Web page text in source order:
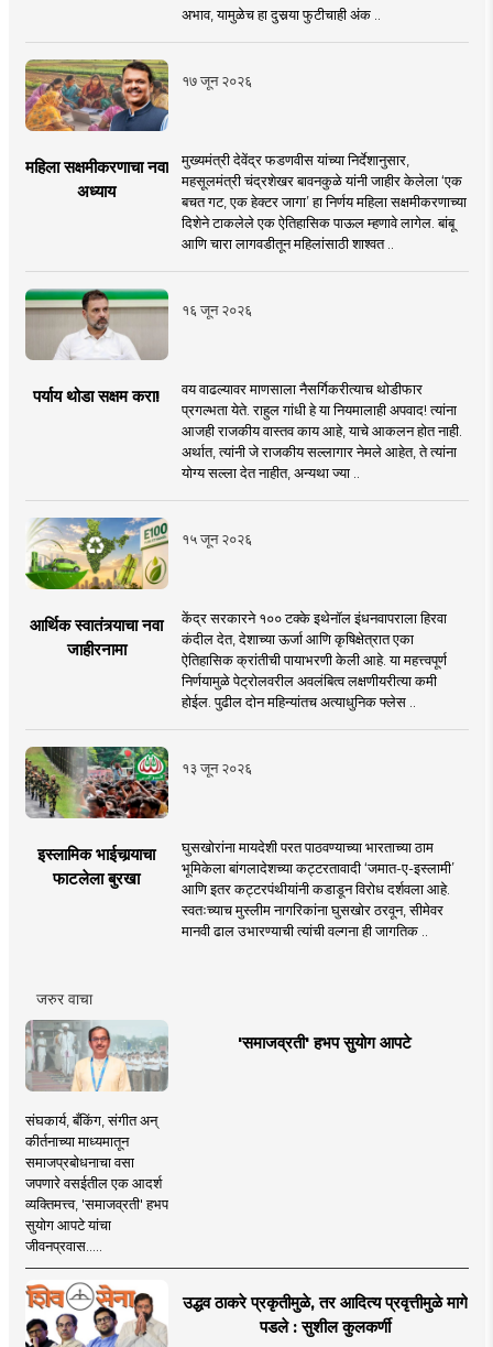
अभाव, यामुळेच हा दुसर्‍या फुटीचाही अंक ..
१७ जून २०२६
महिला सक्षमीकरणाचा नवा
अध्याय
मुख्यमंत्री देवेंद्र फडणवीस यांच्या निर्देशानुसार,
महसूलमंत्री चंद्रशेखर बावनकुळे यांनी जाहीर केलेला ‘एक
बचत गट, एक हेक्टर जागा’ हा निर्णय महिला सक्षमीकरणाच्या
दिशेने टाकलेले एक ऐतिहासिक पाऊल म्हणावे लागेल. बांबू
आणि चारा लागवडीतून महिलांसाठी शाश्वत ..
१६ जून २०२६
पर्याय थोडा सक्षम करा!
वय वाढल्यावर माणसाला नैसर्गिकरीत्याच थोडीफार
प्रगल्भता येते. राहुल गांधी हे या नियमालाही अपवाद! त्यांना
आजही राजकीय वास्तव काय आहे, याचे आकलन होत नाही.
अर्थात, त्यांनी जे राजकीय सल्लागार नेमले आहेत, ते त्यांना
योग्य सल्ला देत नाहीत, अन्यथा ज्या ..
१५ जून २०२६
आर्थिक स्वातंत्र्याचा नवा
जाहीरनामा
केंद्र सरकारने १०० टक्के इथेनॉल इंधनवापराला हिरवा
कंदील देत, देशाच्या ऊर्जा आणि कृषिक्षेत्रात एका
ऐतिहासिक क्रांतीची पायाभरणी केली आहे. या महत्त्वपूर्ण
निर्णयामुळे पेट्रोलवरील अवलंबित्व लक्षणीयरीत्या कमी
होईल. पुढील दोन महिन्यांतच अत्याधुनिक फ्लेस ..
१३ जून २०२६
इस्लामिक भाईचार्‍याचा
फाटलेला बुरखा
घुसखोरांना मायदेशी परत पाठवण्याच्या भारताच्या ठाम
भूमिकेला बांगलादेशच्या कट्टरतावादी ‘जमात-ए-इस्लामी’
आणि इतर कट्टरपंथीयांनी कडाडून विरोध दर्शवला आहे.
स्वतःच्याच मुस्लीम नागरिकांना घुसखोर ठरवून, सीमेवर
मानवी ढाल उभारण्याची त्यांची वल्गना ही जागतिक ..
जरुर वाचा
'समाजव्रती' हभप सुयोग आपटे
संघकार्य, बँकिंग, संगीत अन्
कीर्तनाच्या माध्यमातून
समाजप्रबोधनाचा वसा
जपणारे वसईतील एक आदर्श
व्यक्तिमत्त्व, 'समाजव्रती' हभप
सुयोग आपटे यांचा
जीवनप्रवास.....
उद्धव ठाकरे प्रकृतीमुळे, तर आदित्य प्रवृत्तीमुळे मागे
पडले : सुशील कुलकर्णी